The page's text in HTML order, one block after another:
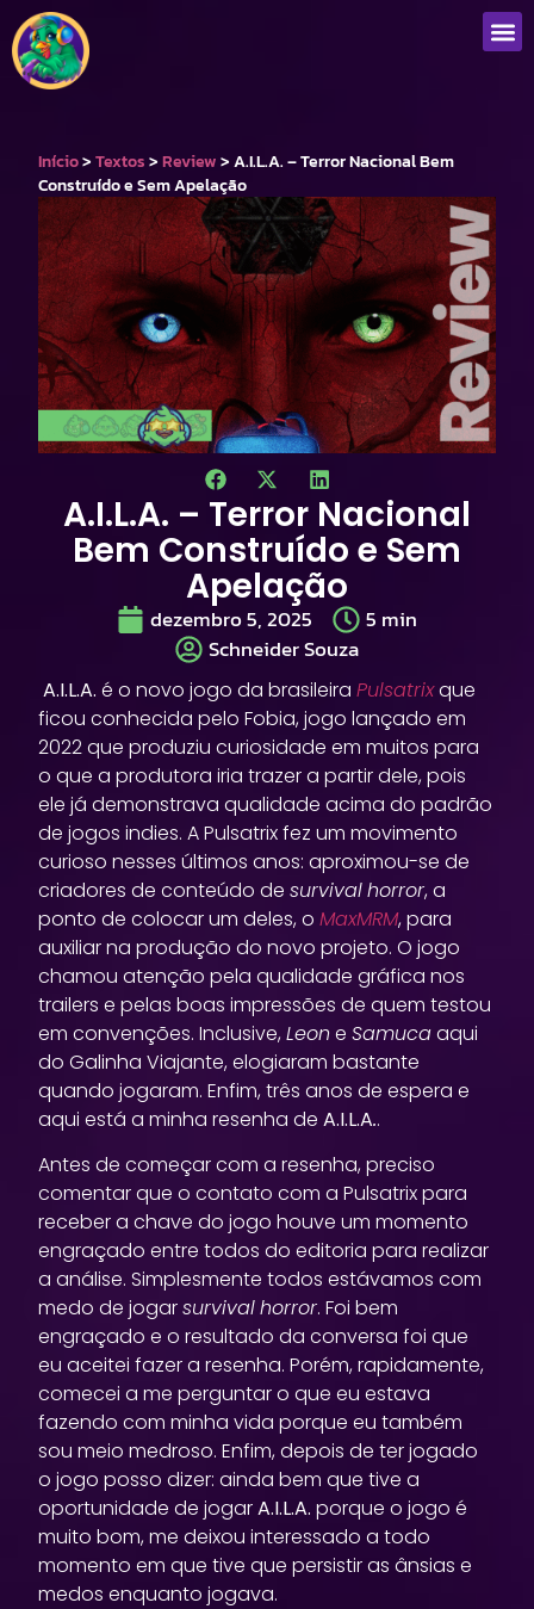
Início>Textos >Review >A.I.L.A. – Terror Nacional Bem
Construído e Sem Apelação
A.I.L.A. – Terror Nacional
Bem Construído e Sem
Apelação
dezembro 5, 2025 5 min
Schneider Souza
A.I.L.A. é o novo jogo da brasileiraPulsatrixque
ficou conhecida pelo Fobia, jogo lançado em
2022 que produziu curiosidade em muitos para
o que a produtora iria trazer a partir dele, pois
ele já demonstrava qualidade acima do padrão
de jogos indies. A Pulsatrix fez um movimento
curioso nesses últimos anos: aproximou-se de
criadores de conteúdo desurvivalhorror, a
ponto de colocar um deles, oMaxMRM, para
auxiliar na produção do novo projeto. O jogo
chamou atenção pela qualidade gráfica nos
trailers e pelas boas impressões de quem testou
em convenções. Inclusive,Leon eSamucaaqui
do Galinha Viajante, elogiaram bastante
quando jogaram. Enfim, três anos de espera e
aqui está a minha resenha deA.I.L.A..
Antes de começar com a resenha, preciso
comentar que o contato com a Pulsatrix para
receber a chave do jogo houve um momento
engraçado entre todos do editoria para realizar
a análise. Simplesmente todos estávamos com
medo de jogarsurvivalhorror. Foi bem
engraçado e o resultado da conversa foi que
eu aceitei fazer a resenha. Porém, rapidamente,
comecei a me perguntar o que eu estava
fazendo com minha vida porque eu também
sou meio medroso. Enfim, depois de ter jogado
o jogo posso dizer: ainda bem que tive a
oportunidade de jogarA.I.L.A. porque o jogo é
muito bom, me deixou interessado a todo
momento em que tive que persistir as ânsias e
medos enquanto jogava.